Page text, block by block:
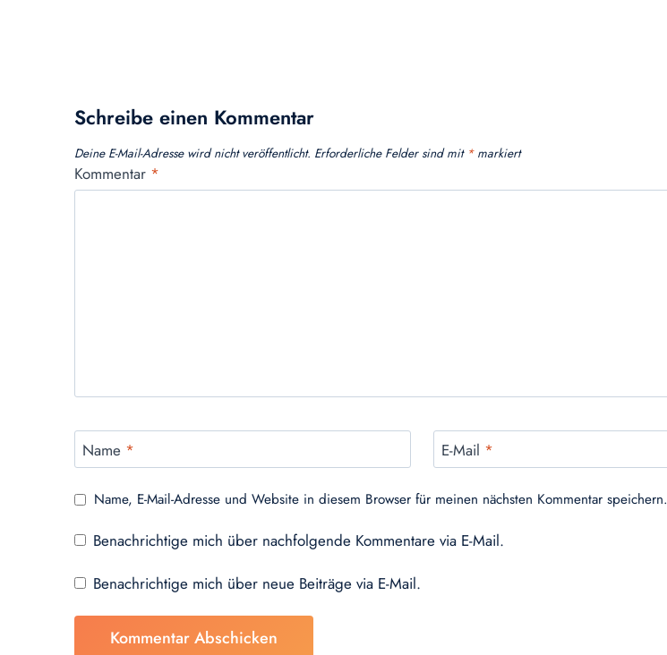
Schreibe einen Kommentar
Deine E-Mail-Adresse wird nicht veröffentlicht. Erforderliche Felder sind mit *markiert
Kommentar *
Name * E-Mail *
Name, E-Mail-Adresse und Website in diesem Browser für meinen nächsten Kommentar speichern.
Benachrichtige mich über nachfolgende Kommentare via E-Mail.
Benachrichtige mich über neue Beiträge via E-Mail.